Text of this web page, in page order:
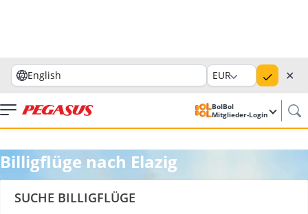
English EUR ✕
BolBol
Mitglieder-Login
Billigflüge nach Elazig
SUCHE BILLIGFLÜGE